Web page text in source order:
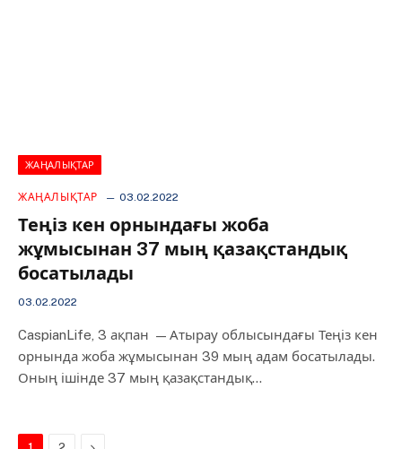
ЖАҢАЛЫҚТАР
ЖАҢАЛЫҚТАР 03.02.2022
Теңіз кен орнындағы жоба
жұмысынан 37 мың қазақстандық
босатылады
03.02.2022
CaspianLife, 3 ақпан — Атырау облысындағы Теңіз кен
орнында жоба жұмысынан 39 мың адам босатылады.
Оның ішінде 37 мың қазақстандық…